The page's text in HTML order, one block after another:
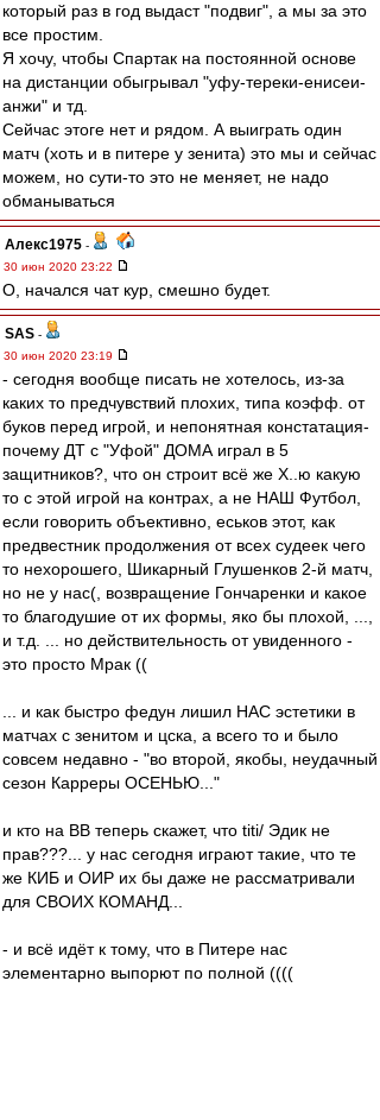
который раз в год выдаст "подвиг", а мы за это
все простим.
Я хочу, чтобы Спартак на постоянной основе
на дистанции обыгрывал "уфу-тереки-енисеи-
анжи" и тд.
Сейчас этоге нет и рядом. А выиграть один
матч (хоть и в питере у зенита) это мы и сейчас
можем, но сути-то это не меняет, не надо
обманываться
Алекс1975 -
30 июн 2020 23:22
О, начался чат кур, смешно будет.
SAS -
30 июн 2020 23:19
- сегодня вообще писать не хотелось, из-за
каких то предчувствий плохих, типа коэфф. от
буков перед игрой, и непонятная констатация-
почему ДТ с "Уфой" ДОМА играл в 5
защитников?, что он строит всё же Х..ю какую
то с этой игрой на контрах, а не НАШ Футбол,
если говорить объективно, еськов этот, как
предвестник продолжения от всех судеек чего
то нехорошего, Шикарный Глушенков 2-й матч,
но не у нас(, возвращение Гончаренки и какое
то благодушие от их формы, яко бы плохой, ...,
и т.д. ... но действительность от увиденного -
это просто Мрак ((
... и как быстро федун лишил НАС эстетики в
матчах с зенитом и цска, а всего то и было
совсем недавно - "во второй, якобы, неудачный
сезон Карреры ОСЕНЬЮ..."
и кто на ВВ теперь скажет, что titi/ Эдик не
прав???... у нас сегодня играют такие, что те
же КИБ и ОИР их бы даже не рассматривали
для СВОИХ КОМАНД...
- и всё идёт к тому, что в Питере нас
элементарно выпорют по полной ((((